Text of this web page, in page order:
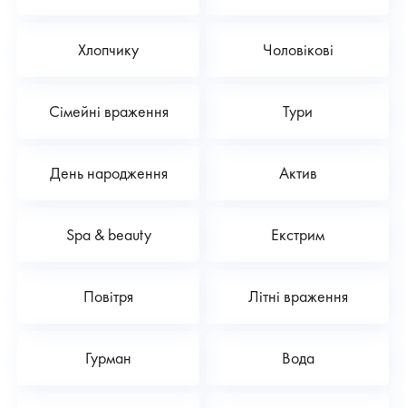
Хлопчику Чоловікові
Сімейні враження Тури
День народження Актив
Spa & beauty Екстрим
Повітря Літні враження
Гурман Вода